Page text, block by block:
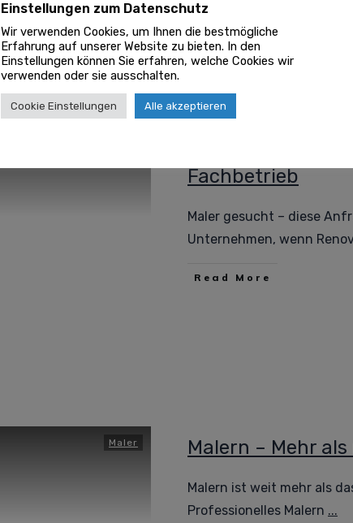
Maler gesucht –
Fachbetrieb
Maler gesucht – diese
Unternehmen, wenn
Read More
Maler Malern – Mehr
Malern ist weit mehr als
Professionelles Malern ...
Einstellungen zum Datenschutz
Wir verwenden Cookies, um Ihnen die bestmögliche
Erfahrung auf unserer Website zu bieten. In den
Einstellungen können Sie erfahren, welche Cookies wir
verwenden oder sie ausschalten.
Cookie Einstellungen Alle akzeptieren